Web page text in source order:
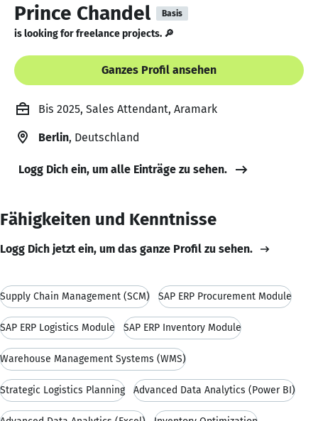
Prince Chandel Basis
is looking for freelance projects. 🔎
Ganzes Profil ansehen
Bis 2025, Sales Attendant, Aramark
Berlin, Deutschland
Logg Dich ein, um alle Einträge zu sehen.
Fähigkeiten und Kenntnisse
Logg Dich jetzt ein, um das ganze Profil zu sehen.
Supply Chain Management (SCM) SAP ERP Procurement Module
SAP ERP Logistics Module SAP ERP Inventory Module
Warehouse Management Systems (WMS)
Strategic Logistics Planning Advanced Data Analytics (Power BI)